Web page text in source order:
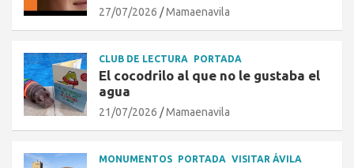
27/07/2026 Mamaenavila
CLUB DE LECTURA PORTADA
El cocodrilo al que no le gustaba el
agua
21/07/2026 Mamaenavila
MONUMENTOS PORTADA VISITAR ÁVILA